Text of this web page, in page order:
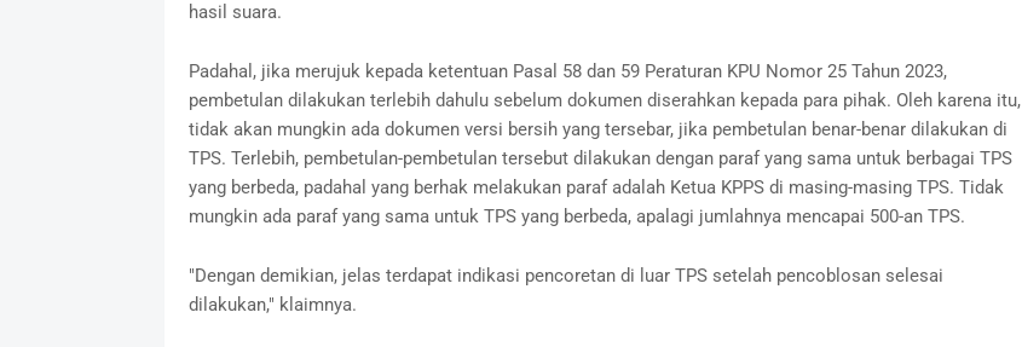
hasil suara.
Padahal, jika merujuk kepada ketentuan Pasal 58 dan 59 Peraturan KPU Nomor 25 Tahun 2023,
pembetulan dilakukan terlebih dahulu sebelum dokumen diserahkan kepada para pihak. Oleh karena itu,
tidak akan mungkin ada dokumen versi bersih yang tersebar, jika pembetulan benar-benar dilakukan di
TPS. Terlebih, pembetulan-pembetulan tersebut dilakukan dengan paraf yang sama untuk berbagai TPS
yang berbeda, padahal yang berhak melakukan paraf adalah Ketua KPPS di masing-masing TPS. Tidak
mungkin ada paraf yang sama untuk TPS yang berbeda, apalagi jumlahnya mencapai 500-an TPS.
"Dengan demikian, jelas terdapat indikasi pencoretan di luar TPS setelah pencoblosan selesai
dilakukan," klaimnya.